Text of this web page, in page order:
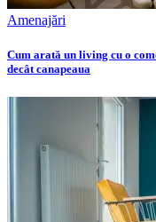
Amenajări
Cum arată un living cu o
decât canapeaua